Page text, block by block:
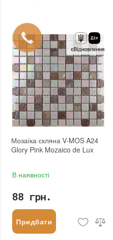
Вага (брутто)
Основа
Сітка
Кількість модулів у упаковці :
20 шт.
Вага модуля: 0.94 кг
Розмір чіпа: 25x25 мм
Товщина чіпа: 4 мм
Площа модуля: 0,093 м²
Країна виробника: Китай
Бренд: Mozaico de Lux
Тип поверхні:
Глянцева, Неглазурована
: новий
Мозаїка скляна V-MOS A24
Glory Pink Mozaico de Lux
В наявності
88 грн.
Придбати